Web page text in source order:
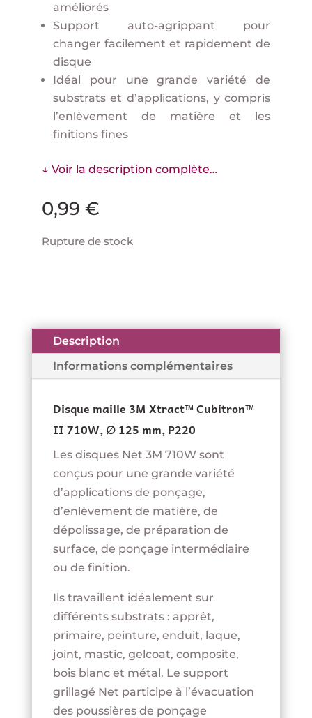
améliorés
Support auto-agrippant pour
changer facilement et rapidement de
disque
Idéal pour une grande variété de
substrats et d’applications, y compris
l’enlèvement de matière et les
finitions fines
↓ Voir la description complète…
0,99 €
Rupture de stock
Description
Informations complémentaires
Disque maille 3M Xtract™ Cubitron™
II 710W, ∅ 125 mm, P220
Les disques Net 3M 710W sont
conçus pour une grande variété
d’applications de ponçage,
d’enlèvement de matière, de
dépolissage, de préparation de
surface, de ponçage intermédiaire
ou de finition.
Ils travaillent idéalement sur
différents substrats : apprêt,
primaire, peinture, enduit, laque,
joint, mastic, gelcoat, composite,
bois blanc et métal. Le support
grillagé Net participe à l’évacuation
des poussières de ponçage